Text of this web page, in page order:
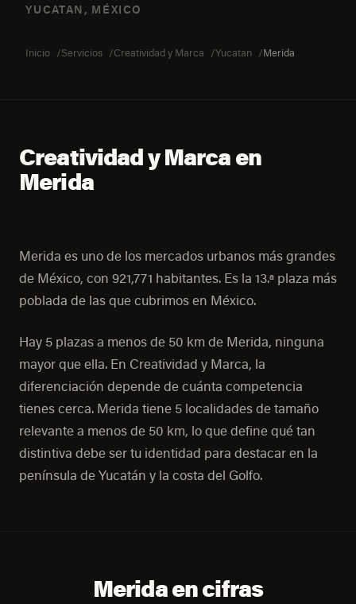
YUCATAN, MÉXICO
Inicio Servicios Creatividad y Marca Yucatan Merida
Creatividad y Marca en
Merida
Merida es uno de los mercados urbanos más grandes
de México, con 921,771 habitantes. Es la 13.ª plaza más
poblada de las que cubrimos en México.
Hay 5 plazas a menos de 50 km de Merida, ninguna
mayor que ella. En Creatividad y Marca, la
diferenciación depende de cuánta competencia
tienes cerca. Merida tiene 5 localidades de tamaño
relevante a menos de 50 km, lo que define qué tan
distintiva debe ser tu identidad para destacar en la
península de Yucatán y la costa del Golfo.
Merida en cifras